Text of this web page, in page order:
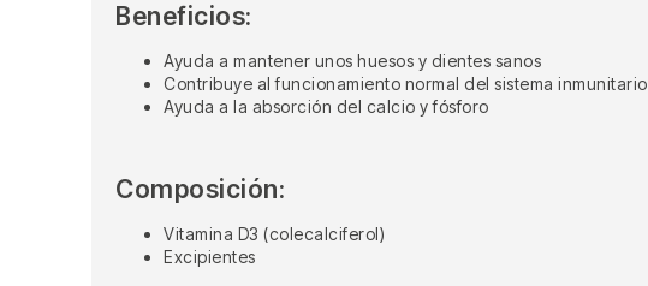
Beneficios:
Ayuda a mantener unos huesos y dientes sanos
Contribuye al funcionamiento normal del sistema inmunitario
Ayuda a la absorción del calcio y fósforo
Composición:
Vitamina D3 (colecalciferol)
Excipientes